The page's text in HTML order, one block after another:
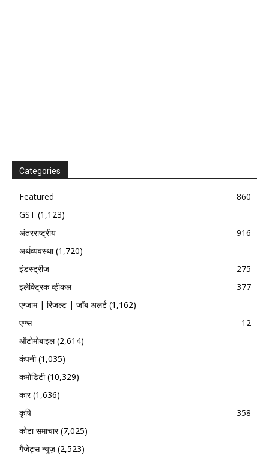
Categories
Featured
860
GST (1,123)
अंतरराष्ट्रीय
916
अर्थव्यवस्था(1,720)
इंडस्ट्रीज
275
इलेक्ट्रिक व्हीकल
377
एग्जाम | रिजल्ट | जॉब अलर्ट (1,162)
एप्प्स
12
ऑटोमोबाइल(2,614)
कंपनी(1,035)
कमोडिटी(10,329)
कार(1,636)
कृषि
358
कोटा समाचार(7,025)
गैजेट्स न्यूज़ (2,523)